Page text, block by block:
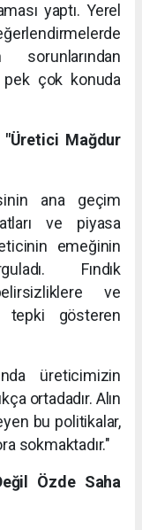
yaptı. Yerel
pek çok konuda
"Üretici Mağdur
ana geçim
ve piyasa
emeğinin
Fındık
ve
tepki gösteren
üreticimizin
ortadadır. Alın
bu politikalar,
sokmaktadır."
Özde Saha